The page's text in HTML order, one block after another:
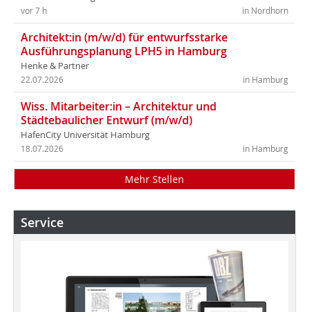
in Nordhorn
vor 7 h
Architekt:in (m/w/d) für entwurfsstarke
Ausführungsplanung LPH5 in Hamburg
Henke & Partner
in Hamburg
22.07.2026
Wiss. Mitarbeiter:in – Architektur und
Städtebaulicher Entwurf (m/w/d)
HafenCity Universität Hamburg
in Hamburg
18.07.2026
Mehr Stellen
Service